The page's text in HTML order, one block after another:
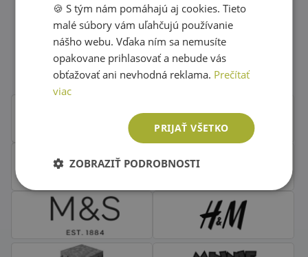
Obľúbené značky second hand
oblečenia
ENGLISH
🍪 S tým nám pomáhajú aj cookies. Tieto
malé súbory vám uľahčujú používanie
nášho webu. Vďaka ním sa nemusíte
opakovane prihlasovať a nebude vás
obťažovať ani nevhodná reklama. Prečítať
viac
PRIJAŤ VŠETKO
ZOBRAZIŤ PODROBNOSTI